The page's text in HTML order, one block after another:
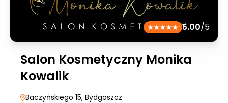
5.00/5
Salon Kosmetyczny Monika
Kowalik
Baczyńskiego 15, Bydgoszcz